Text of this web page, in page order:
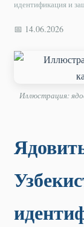
идентификация и
📅 14.06.2026
Иллюстрация: